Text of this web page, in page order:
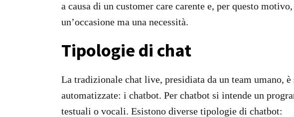
a causa di un customer care carente e, per questo
un’occasione ma una necessità.
Tipologie di chat
La tradizionale chat live, presidiata da un team umano,
automatizzate: i chatbot. Per chatbot si intende un
testuali o vocali. Esistono diverse tipologie di chatbot: